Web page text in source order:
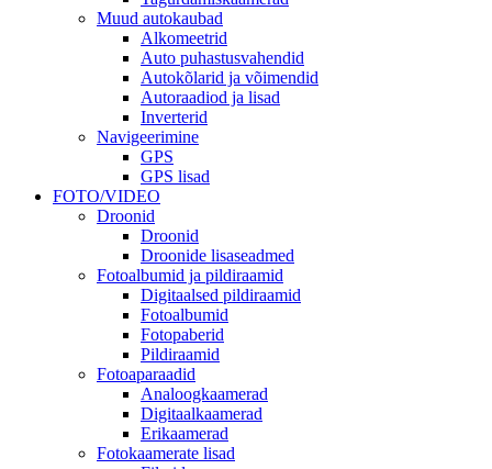
Muud autokaubad
Alkomeetrid
Auto puhastusvahendid
Autokõlarid ja võimendid
Autoraadiod ja lisad
Inverterid
Navigeerimine
GPS
GPS lisad
FOTO/VIDEO
Droonid
Droonid
Droonide lisaseadmed
Fotoalbumid ja pildiraamid
Digitaalsed pildiraamid
Fotoalbumid
Fotopaberid
Pildiraamid
Fotoaparaadid
Analoogkaamerad
Digitaalkaamerad
Erikaamerad
Fotokaamerate lisad